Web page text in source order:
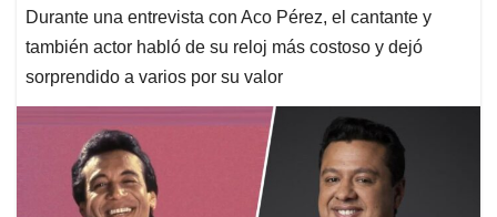
Durante una entrevista con Aco Pérez, el cantante y
también actor habló de su reloj más costoso y dejó
sorprendido a varios por su valor